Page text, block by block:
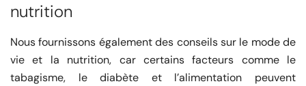
nutrition
Nous fournissons également des conseils sur le mode de
vie et la nutrition, car certains facteurs comme le
tabagisme, le diabète et l’alimentation peuvent